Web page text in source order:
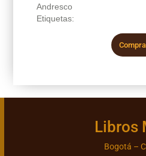
Andresco
Etiquetas:
Libros
Bogotá –